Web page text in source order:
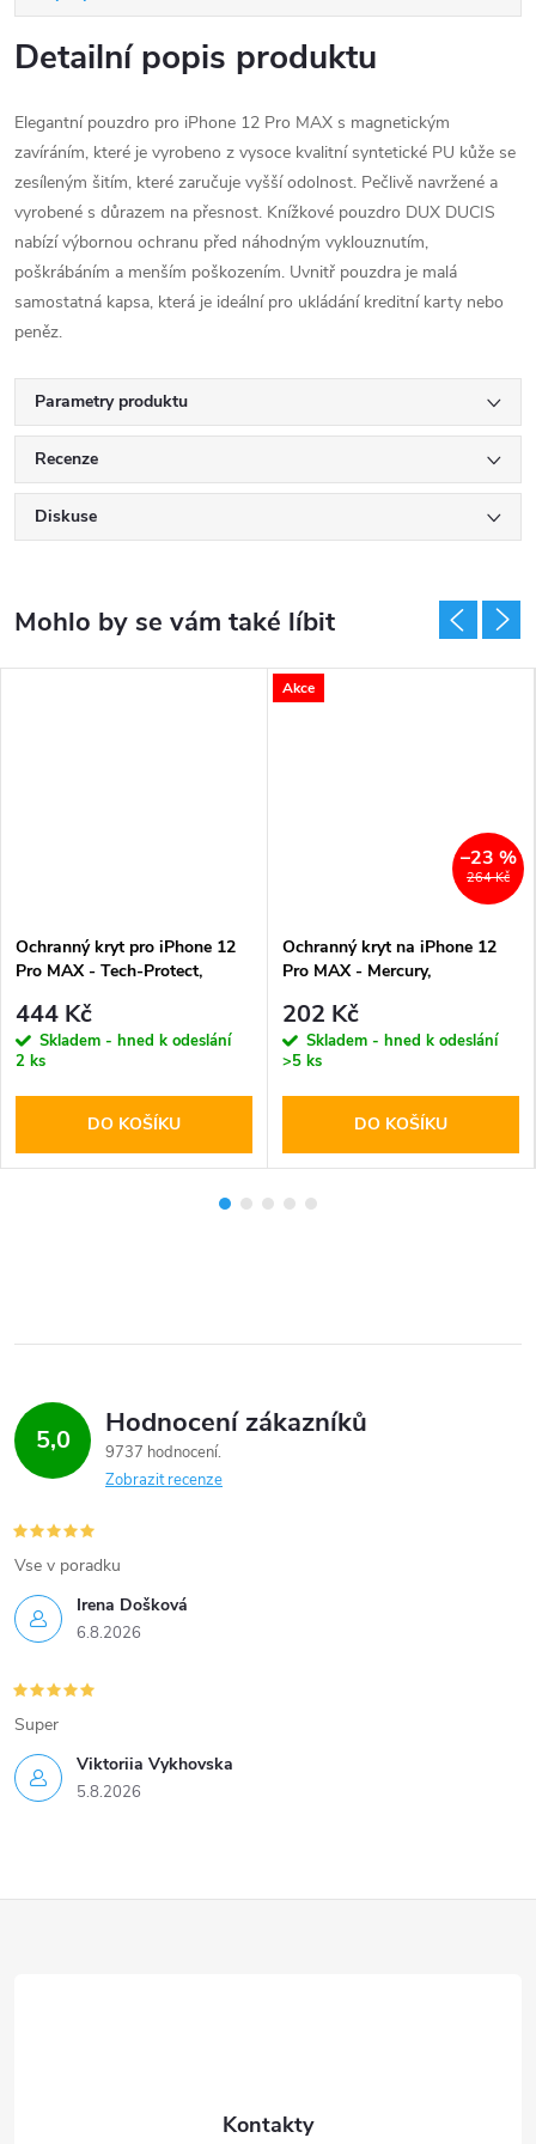
Detailní popis produktu
Elegantní pouzdro pro iPhone 12 Pro MAX s magnetickým
zavíráním, které je vyrobeno z vysoce kvalitní syntetické PU kůže se
zesíleným šitím, které zaručuje vyšší odolnost. Pečlivě navržené a
vyrobené s důrazem na přesnost. Knížkové pouzdro DUX DUCIS
nabízí výbornou ochranu před náhodným vyklouznutím,
poškrábáním a menším poškozením. Uvnitř pouzdra je malá
samostatná kapsa, která je ideální pro ukládání kreditní karty nebo
peněz.
Parametry produktu
Recenze
Diskuse
Ochranný kryt pro iPhone 12
Pro MAX - Tech-Protect,
444 Kč
Skladem - hned k odeslání
2 ks
DO KOŠÍKU
Akce
264 Kč
–23 %
Ochranný kryt na iPhone 12
Pro MAX - Mercury,
202 Kč
Skladem - hned k odeslání
>5 ks
DO KOŠÍKU
5,0 Hodnocení zákazníků
9737 hodnocení
Zobrazit recenze
Irena Došková
6.8.2026
Vse v poradku
Viktoriia Vykhovska
5.8.2026
Super